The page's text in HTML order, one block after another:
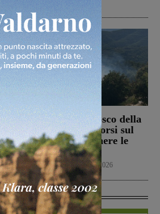
Incendio nel bosco della
Trappola. Soccorsi sul
posto per spegnere le
fiamme
Cronaca 7 Agosto 2026